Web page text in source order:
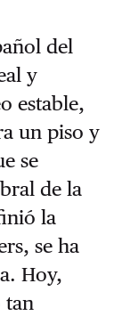
del
y
estable,
un piso y
se
de la
la
se ha
Hoy,
tan